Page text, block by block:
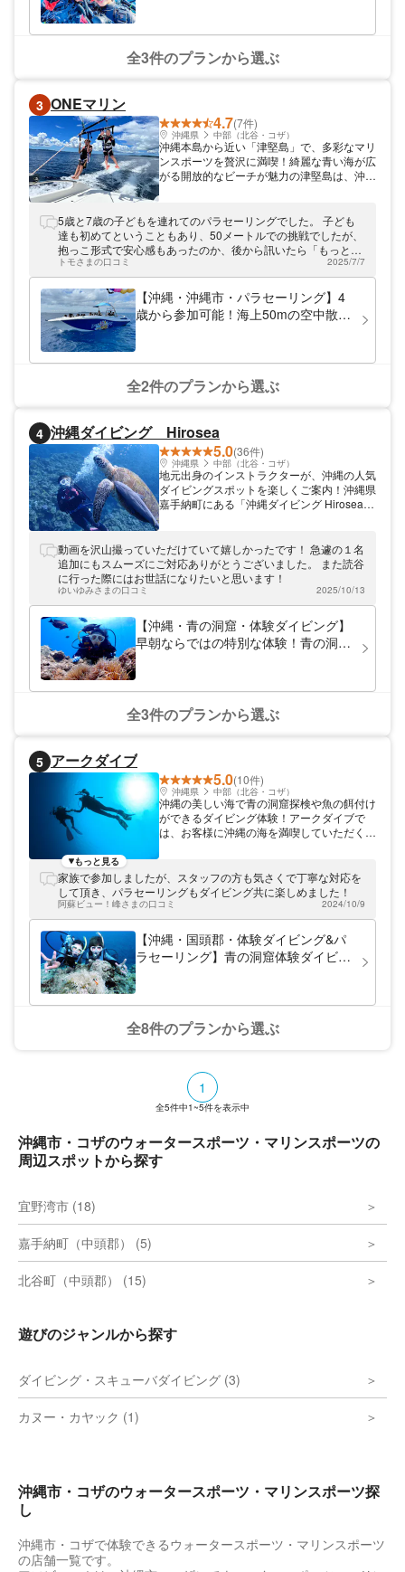
全3件のプランから選ぶ
3 ONEマリン
4.7(7件)
沖縄県 中部（北谷・コザ）
沖縄本島から近い「津堅島」で、多彩なマリ
ンスポーツを贅沢に満喫！綺麗な青い海が広
がる開放的なビーチが魅力の津堅島は、沖縄
ン）では人気のフライボードやシュノーケリ
ング、海上アスレチックなどマリンスポーツ
各種を取り揃えており、島の美しいロケーシ
ョンで思いっきり海を楽しんでいただけま
す。
5歳と7歳の子どもを連れてのパラセーリングでした。 子ども
達も初めてということもあり、50メートルでの挑戦でしたが、
抱っこ形式で安心感もあったのか、後から訊いたら「もっと高
くても良かった！楽しかった！」とのことでした。 私自身も初
めてでしたが、ブランコに揺られているように穏やかで、風も
とても気持ちが良かったです！ 時間に余裕があったそうで、近
くの島付近まで行き、お魚に餌をあげさせてくれたり、港に帰
る途中で野生のイルカに遭遇したら寄ってくれたり、5歳の息
子を膝に乗せてハンドルを握らせたくれたりとスタッフさんも
とても親切でした！ありがとうございました♪ 残念ながら午前
中に雨が強く降った影響で、風もなく、海も濁っていたとの事
でしたが、それでも充分に満足のいくアクティビティでした！
また機会があれば今度は100〜200mにも挑戦したいです！
トモさまの口コミ 2025/7/7
【沖縄・沖縄市・パラセーリング】4
歳から参加可能！海上50mの空中散歩
全2件のプランから選ぶ
4 沖縄ダイビング Hirosea
5.0(36件)
沖縄県 中部（北谷・コザ）
地元出身のインストラクターが、沖縄の人気
ダイビングスポットを楽しくご案内！沖縄県
嘉手納町にある「沖縄ダイビング Hirosea」
きた海を沖縄の方言と文化を交えて案内する
おもしろガイドが、口コミでも人気です。青
の洞窟をはじめ北部・中部の人気スポット
で、初心者から楽しめる様々なツアーを開催
しています。
動画を沢山撮っていただけていて嬉しかったです！ 急遽の１名
追加にもスムーズにご対応ありがとうございました。 また読谷
に行った際にはお世話になりたいと思います！
ゆいゆみさまの口コミ 2025/10/13
【沖縄・青の洞窟・体験ダイビング】
早朝ならではの特別な体験！青の洞窟
全3件のプランから選ぶ
5 アークダイブ
5.0(10件)
沖縄県 中部（北谷・コザ）
沖縄の美しい海で青の洞窟探検や魚の餌付け
ができるダイビング体験！アークダイブで
は、お客様に沖縄の海を満喫していただくた
験ができますよ！沖縄のなかでも慶良間諸島
と本島周辺、どちらでもダイビングが楽しめ
ます。宜野湾市に本店、北谷町に支店を構え
ていますのでお気軽に遊びに来てください
ね。
もっと見る
家族で参加しましたが、スタッフの方も気さくで丁寧な対応を
して頂き、パラセーリングもダイビング共に楽しめました！
阿蘇ビュー！峰さまの口コミ 2024/10/9
【沖縄・国頭郡・体験ダイビング&パ
ラセーリング】青の洞窟体験ダイビン
全8件のプランから選ぶ
1
全5件中1~5件を表示中
沖縄市・コザのウォータースポーツ・マリンスポーツの
周辺スポットから探す
宜野湾市 (18)
嘉手納町（中頭郡） (5)
北谷町（中頭郡） (15)
遊びのジャンルから探す
ダイビング・スキューバダイビング (3)
カヌー・カヤック (1)
沖縄市・コザのウォータースポーツ・マリンスポーツ探
し
沖縄市・コザで体験できるウォータースポーツ・マリンスポーツ
の店舗一覧です。